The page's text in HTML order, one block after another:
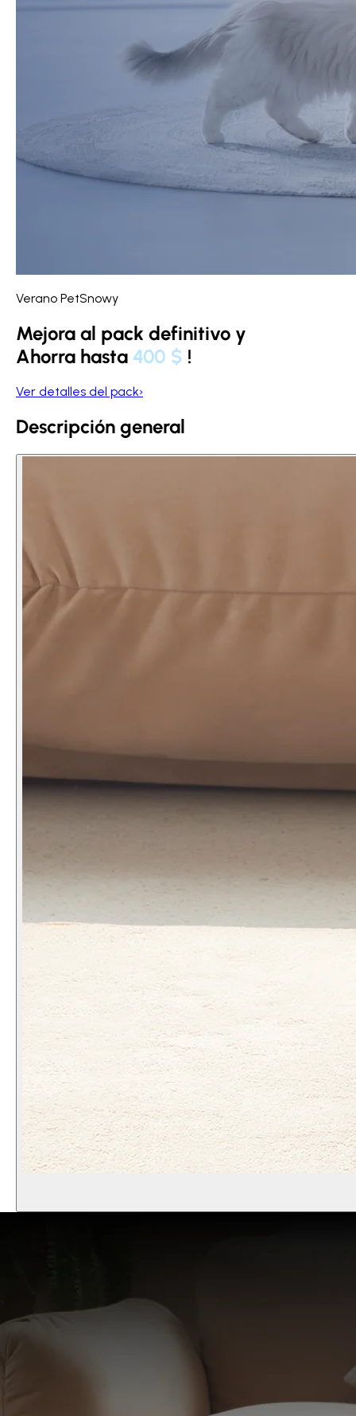
Verano PetSnowy
Mejora al pack definitivo y
Ahorra hasta 400 $ !
Ver detalles del pack›
Descripción general